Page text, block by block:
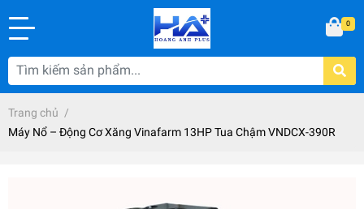
0
Trang chủ /
Máy Nổ – Động Cơ Xăng Vinafarm 13HP Tua Chậm VNDCX-390R